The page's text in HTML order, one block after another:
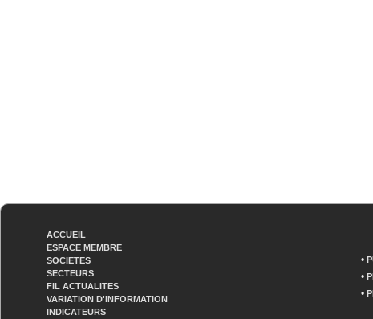
ACCUEIL
ESPACE MEMBRE
SOCIETES
SECTEURS
FIL ACTUALITES
VARIATION D'INFORMATION
INDICATEURS
•
•
•